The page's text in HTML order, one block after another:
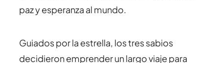
paz y esperanza al mundo.
Guiados por la estrella, los tres sabios
decidieron emprender un largo viaje para